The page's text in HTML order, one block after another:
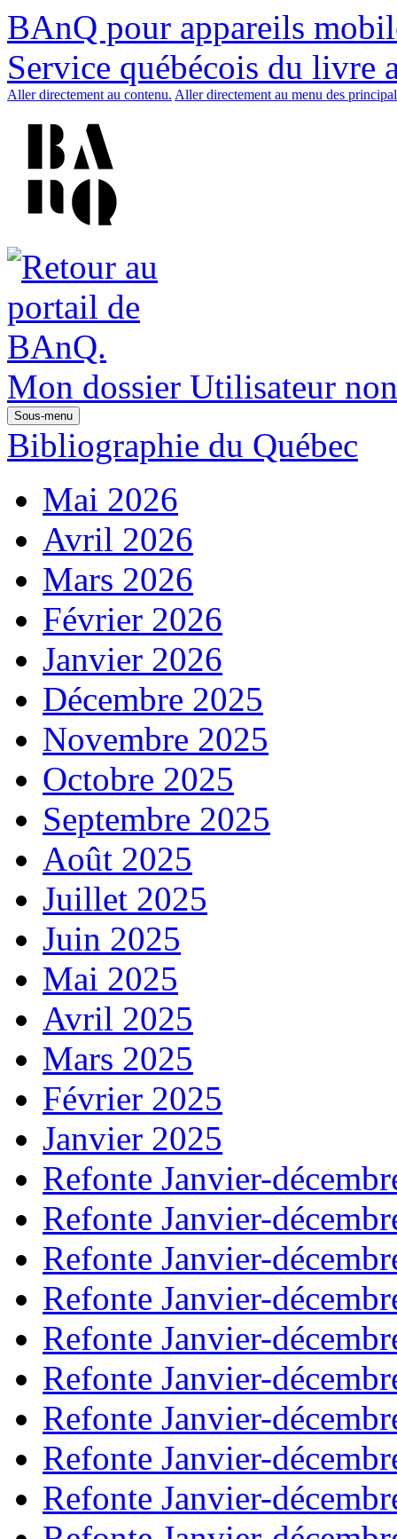
BAnQ pour appareils
Service québécois du livre
Aller directement au contenu. Aller directement au menu des
Mon dossier Utilisateur
Sous-menu
Bibliographie du Québec
Mai 2026
Avril 2026
Mars 2026
Février 2026
Janvier 2026
Décembre 2025
Novembre 2025
Octobre 2025
Septembre 2025
Août 2025
Juillet 2025
Juin 2025
Mai 2025
Avril 2025
Mars 2025
Février 2025
Janvier 2025
Refonte Janvier-
Refonte Janvier-
Refonte Janvier-
Refonte Janvier-
Refonte Janvier-
Refonte Janvier-
Refonte Janvier-
Refonte Janvier-
Refonte Janvier-